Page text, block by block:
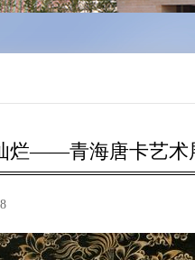
烂——青海唐卡艺术